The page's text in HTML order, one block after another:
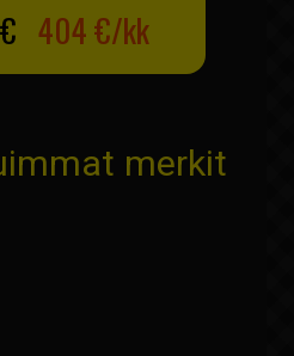
404 €/kk
merkit